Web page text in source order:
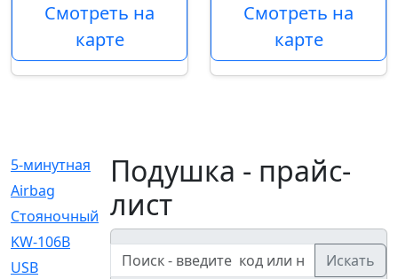
Смотреть на
карте
Смотреть на
карте
5-минутная
[1]
Airbag
[18]
Cтояночный
KW-106B
[0]
USB
[6]
Подушка - прайс-
лист
Искать